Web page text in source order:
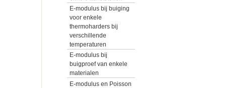
E-modulus bij buiging
voor enkele
thermoharders bij
verschillende
temperaturen
E-modulus bij
buigproef van enkele
materialen
E-modulus en Poisson